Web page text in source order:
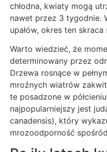
chłodna, kwiaty mogą
nawet przez 3 tygodnie.
upałów, okres ten
Warto wiedzieć, że
determinowany przez
Drzewa rosnące w
mroźnych wiatrów
te posadzone w
najpopularniejszy jest
canadensis), który
mrozoodporność